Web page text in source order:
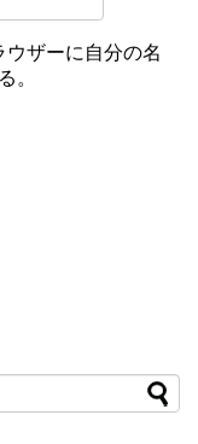
ザーに自分の名
。